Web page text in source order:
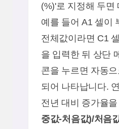
(%)'로 지정해 두면
예를 들어 A1 셀이
전체값이라면 C1
을 입력한 뒤 상단
콘을 누르면 자동
되어 나타납니다.
전년 대비 증가율
중값-처음값)/처음